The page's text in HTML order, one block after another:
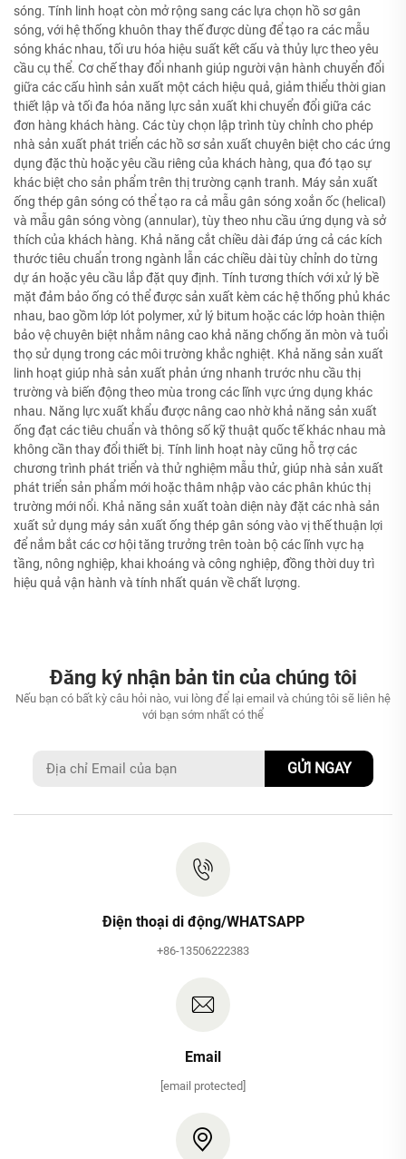
sóng. Tính linh hoạt còn mở rộng sang các lựa chọn hồ sơ gân
sóng, với hệ thống khuôn thay thế được dùng để tạo ra các mẫu
sóng khác nhau, tối ưu hóa hiệu suất kết cấu và thủy lực theo yêu
cầu cụ thể. Cơ chế thay đổi nhanh giúp người vận hành chuyển đổi
giữa các cấu hình sản xuất một cách hiệu quả, giảm thiểu thời gian
thiết lập và tối đa hóa năng lực sản xuất khi chuyển đổi giữa các
đơn hàng khách hàng. Các tùy chọn lập trình tùy chỉnh cho phép
nhà sản xuất phát triển các hồ sơ sản xuất chuyên biệt cho các ứng
dụng đặc thù hoặc yêu cầu riêng của khách hàng, qua đó tạo sự
khác biệt cho sản phẩm trên thị trường cạnh tranh. Máy sản xuất
ống thép gân sóng có thể tạo ra cả mẫu gân sóng xoắn ốc (helical)
và mẫu gân sóng vòng (annular), tùy theo nhu cầu ứng dụng và sở
thích của khách hàng. Khả năng cắt chiều dài đáp ứng cả các kích
thước tiêu chuẩn trong ngành lẫn các chiều dài tùy chỉnh do từng
dự án hoặc yêu cầu lắp đặt quy định. Tính tương thích với xử lý bề
mặt đảm bảo ống có thể được sản xuất kèm các hệ thống phủ khác
nhau, bao gồm lớp lót polymer, xử lý bitum hoặc các lớp hoàn thiện
bảo vệ chuyên biệt nhằm nâng cao khả năng chống ăn mòn và tuổi
thọ sử dụng trong các môi trường khắc nghiệt. Khả năng sản xuất
linh hoạt giúp nhà sản xuất phản ứng nhanh trước nhu cầu thị
trường và biến động theo mùa trong các lĩnh vực ứng dụng khác
nhau. Năng lực xuất khẩu được nâng cao nhờ khả năng sản xuất
ống đạt các tiêu chuẩn và thông số kỹ thuật quốc tế khác nhau mà
không cần thay đổi thiết bị. Tính linh hoạt này cũng hỗ trợ các
chương trình phát triển và thử nghiệm mẫu thử, giúp nhà sản xuất
phát triển sản phẩm mới hoặc thâm nhập vào các phân khúc thị
trường mới nổi. Khả năng sản xuất toàn diện này đặt các nhà sản
xuất sử dụng máy sản xuất ống thép gân sóng vào vị thế thuận lợi
để nắm bắt các cơ hội tăng trưởng trên toàn bộ các lĩnh vực hạ
tầng, nông nghiệp, khai khoáng và công nghiệp, đồng thời duy trì
hiệu quả vận hành và tính nhất quán về chất lượng.
Đăng ký nhận bản tin của chúng tôi
Nếu bạn có bất kỳ câu hỏi nào, vui lòng để lại email và chúng tôi sẽ liên hệ
với bạn sớm nhất có thể
GỬI NGAY
Điện thoại di động/WHATSAPP
+86-13506222383
Email
[email protected]